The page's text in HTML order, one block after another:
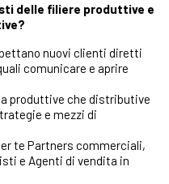
delle filiere produttive e
nuovi clienti diretti
comunicare e aprire
produttive che distributive
e mezzi di
te Partners commerciali,
e Agenti di vendita in